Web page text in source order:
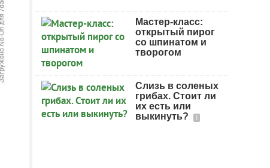
Мастер-класс:
открытый пирог
со шпинатом и
творогом
Слизь в соленых
грибах. Стоит ли
их есть или
выкинуть?
1